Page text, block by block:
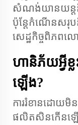
សំណង់យានយន្តនិ
ប៉ុន្តែកំណើនសរុប
សេដ្ឋកិច្ចពិភពល
ហានិភ័យអ្វីខ្ល
ឡើង?
ការរំខានដោយមិ
ផលិតសិនកើនឡើ